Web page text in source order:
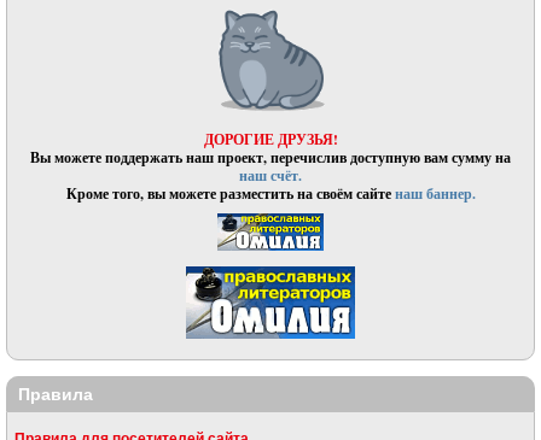
ДОРОГИЕ ДРУЗЬЯ!
Вы можете поддержать наш проект, перечислив доступную вам сумму на
наш счёт.
Кроме того, вы можете разместить на своём сайтенаш баннер.
Правила